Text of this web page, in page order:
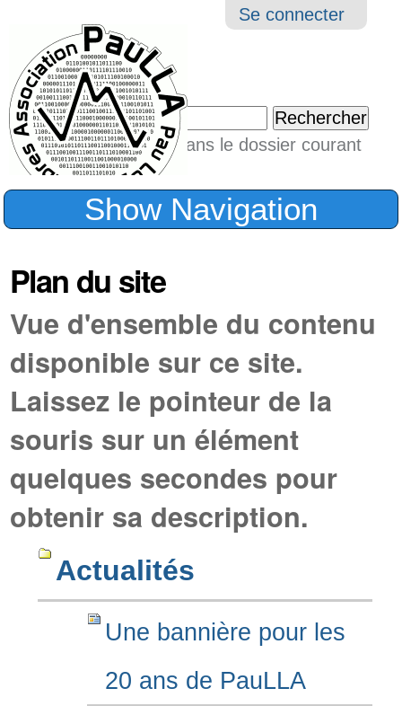
Outils
Se connecter
Chercher par
Seulement dans le dossier courant
Recherche
Show Navigation
Plan du site
Vue d'ensemble du contenu
disponible sur ce site.
Laissez le pointeur de la
souris sur un élément
quelques secondes pour
obtenir sa description.
Actualités
Une bannière pour les
20 ans de PauLLA